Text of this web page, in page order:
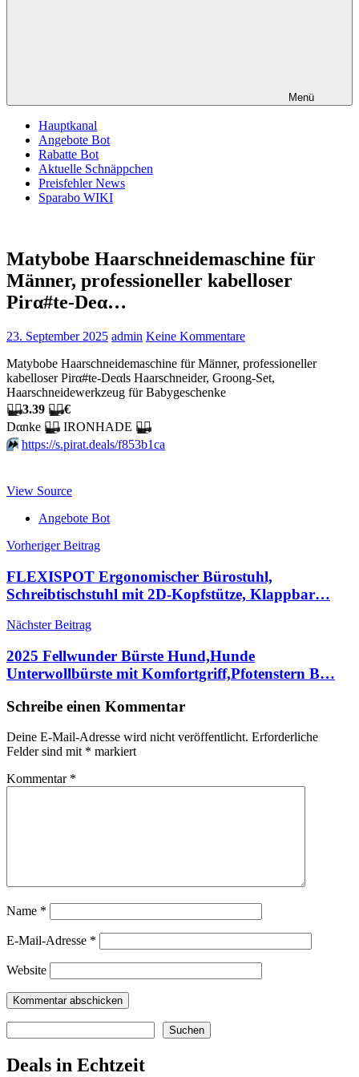
Menü
Hauptkanal
Angebote Bot
Rabatte Bot
Aktuelle Schnäppchen
Preisfehler News
Sparabo WIKI
Matybobe Haarschneidemaschine für
Männer, professioneller kabelloser
Pirα#tе-Dеα…
23. September 2025 admin Keine Kommentare
Matybobe Haarschneidemaschine für Männer, professioneller
kabelloser Pirα#tе-Dеαls Haarschneider, Groong-Set,
Haarschneidewerkzeug für Babygeschenke
🏴‍☠️3.39 🏴‍☠️€
Dαnkе 🏴‍☠️ IRONHADE 🏴‍☠️
⏩️ https://s.pirat.deals/f853b1ca
View Source
Angebote Bot
Beitragsnavigation
Vorheriger Beitrag
FLEXISPOT Ergonomischer Bürostuhl,
Schreibtischstuhl mit 2D-Kopfstütze, Klappbar…
Nächster Beitrag
2025 Fellwunder Bürste Hund,Hunde
Unterwollbürste mit Komfortgriff,Pfotenstern B…
Schreibe einen Kommentar
Deine E-Mail-Adresse wird nicht veröffentlicht. Erforderliche
Felder sind mit * markiert
Kommentar *
Name *
E-Mail-Adresse *
Website
Suchen
Deals in Echtzeit